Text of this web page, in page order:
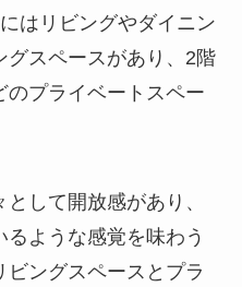
はリビングやダイニン
グスペースがあり、2階
のプライベートスペー
して開放感があり、
るような感覚を味わう
ングスペースとプラ